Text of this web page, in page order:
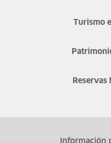
Turismo
Reservas
Información